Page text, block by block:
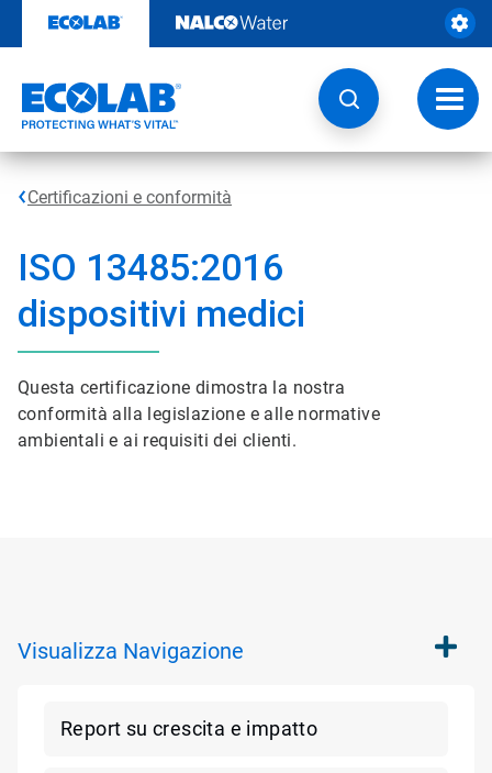
contenuto
Certificazioni e conformità
ISO 13485:2016
dispositivi medici
Questa certificazione dimostra la nostra
conformità alla legislazione e alle normative
ambientali e ai requisiti dei clienti.
Visualizza Navigazione
Report su crescita e impatto